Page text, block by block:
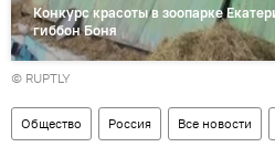
Конкурс красоты в зоопарке
гиббон Боня
© RUPTLY
Общество Россия Все новости